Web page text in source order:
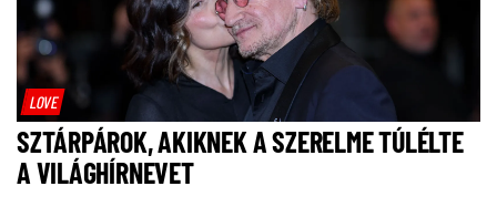
LOVE
SZTÁRPÁROK, AKIKNEK A SZERELME TÚLÉLTE
A VILÁGHÍRNEVET